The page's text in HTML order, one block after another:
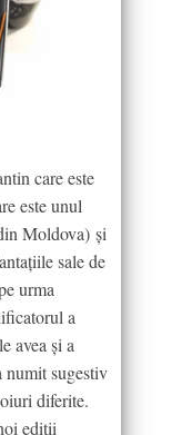
care este
este unul
Moldova) și
sale de
urma
a
avea și a
numit sugestiv
diferite.
ediții